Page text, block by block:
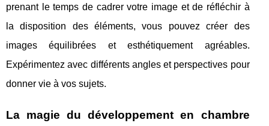
prenant le temps de cadrer votre image et de réfléchir à
la disposition des éléments, vous pouvez créer des
images équilibrées et esthétiquement agréables.
Expérimentez avec différents angles et perspectives pour
donner vie à vos sujets.
La magie du développement en chambre